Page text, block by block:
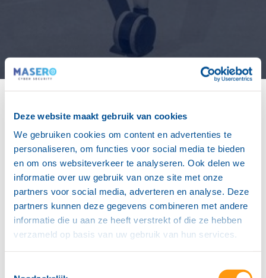
Deze website maakt gebruik van cookies
We gebruiken cookies om content en advertenties te
personaliseren, om functies voor social media te bieden
en om ons websiteverkeer te analyseren. Ook delen we
informatie over uw gebruik van onze site met onze
partners voor social media, adverteren en analyse. Deze
partners kunnen deze gegevens combineren met andere
informatie die u aan ze heeft verstrekt of die ze hebben
verzameld op basis van uw gebruik van hun services.
Home
Cybersecurity voor het MKB: De kracht van MXDR in
Gepubliceerd: 20-12-2024
Een misvatting die we al eerder hebben
benadrukt, is dat een Security Operations
Center (SOC) niet relevant is voor het
MKB. Er wordt vertrouwd op Endpoint
Detection and Response (EDR)